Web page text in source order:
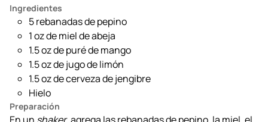
Ingredientes
5 rebanadas de pepino
1 oz de miel de abeja
1.5 oz de puré de mango
1.5 oz de jugo de limón
1.5 oz de cerveza de jengibre
Hielo
Preparación